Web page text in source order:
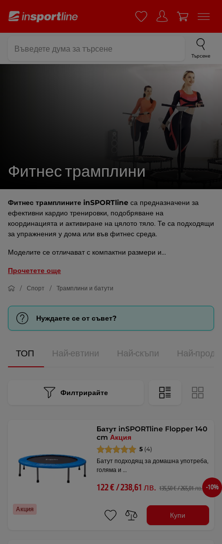
Търсене
Фитнес трамплини
Фитнес трамплините inSPORTline са предназначени за
ефективни кардио тренировки, подобряване на
координацията и активиране на цялото тяло. Те са подходящи
за упражнения у дома или във фитнес среда.
Моделите се отличават с компактни размери и...
Прочетете още
Спорт Трамплини и батути
Нуждаете се от съвет?
ТОП Най-евтини Най-скъпи Най-
Филтрирайте
Акция
Батут inSPORTline Flopper 140
cmАкция
5 (4)
Батут подходящ за домашна употреба,
голяма и …
122 € / 238,61 лв. 135,50 € / 265,01 лв. -10%
Купи